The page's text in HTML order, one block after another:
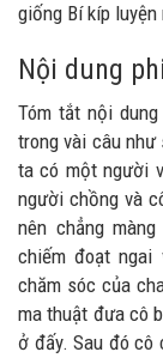
giống Bí kíp
Nội dung
Tóm tắt nội
trong vài câu như
ta có một người
người chồng và
nên chẳng
chiếm đoạt
chăm sóc của
ma thuật đưa cô
ở đấy. Sau đó cô